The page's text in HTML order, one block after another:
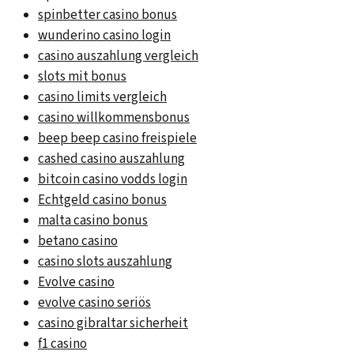
spinbetter casino bonus
wunderino casino login
casino auszahlung vergleich
slots mit bonus
casino limits vergleich
casino willkommensbonus
beep beep casino freispiele
cashed casino auszahlung
bitcoin casino vodds login
Echtgeld casino bonus
malta casino bonus
betano casino
casino slots auszahlung
Evolve casino
evolve casino seriös
casino gibraltar sicherheit
f1 casino